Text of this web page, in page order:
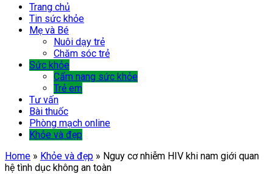
Trang chủ
Tin sức khỏe
Mẹ và Bé
Nuôi dạy trẻ
Chăm sóc trẻ
Sức khỏe
Cẩm nang sức khỏe
Trẻ em
Tư vấn
Bài thuốc
Phòng mạch online
Khỏe và đẹp
Home » Khỏe và đẹp » Nguy cơ nhiễm HIV khi nam giới quan
hệ tình dục không an toàn